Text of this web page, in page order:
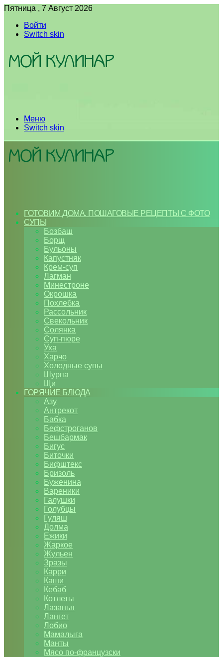
Пятница , 7 Август 2026
Войти
Switch skin
Меню
Switch skin
ГОТОВИМ ДОМА. ПОШАГОВЫЕ РЕЦЕПТЫ С ФОТО
СУПЫ
Бозбаш
Борщ
Бульоны
Капустняк
Крем-суп
Лагман
Минестроне
Окрошка
Похлебка
Рассольник
Свекольник
Солянка
Суп-пюре
Уха
Харчо
Холодные супы
Шурпа
Щи
ГОРЯЧИЕ БЛЮДА
Азу
Антрекот
Бабка
Бефстроганов
Бешбармак
Бигус
Биточки
Бифштекс
Бризоль
Буженина
Вареники
Галушки
Голубцы
Гуляш
Долма
Ежики
Жаркое
Жульен
Зразы
Карри
Каши
Кебаб
Котлеты
Лазанья
Лангет
Лобио
Мамалыга
Манты
Мясо по-французски